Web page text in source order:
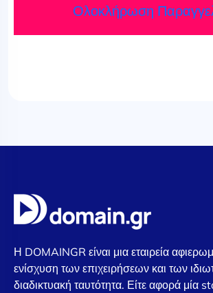
Ολοκλήρωση
Η DOMAINGR είναι μια εταιρεία
ενίσχυση των επιχειρήσεων και των
διαδικτυακή ταυτότητα. Είτε αφορά μία